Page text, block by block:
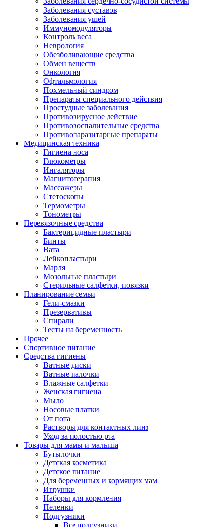
Заболевания суставов
Заболевания ушей
Иммуномодуляторы
Контроль веса
Неврология
Обезболивающие средства
Обмен веществ
Онкология
Офтальмология
Похмельный синдром
Препараты специального действия
Простудные заболевания
Противовирусное действие
Противовоспалительные средства
Противопаразитарные препараты
Медицинская техника
Гигиена носа
Глюкометры
Ингаляторы
Магнитотерапия
Массажеры
Стетоскопы
Термометры
Тонометры
Перевязочные средства
Бактерицидные пластыри
Бинты
Вата
Лейкопластыри
Марля
Мозольные пластыри
Стерильные салфетки, повязки
Планирование семьи
Гели-смазки
Презервативы
Спирали
Тесты на беременность
Прочее
Спортивное питание
Средства гигиены
Ватные диски
Ватные палочки
Влажные салфетки
Женская гигиена
Мыло
Носовые платки
От пота
Растворы для контактных линз
Уход за полостью рта
Товары для мамы и малыша
Бутылочки
Детская косметика
Детское питание
Для беременных и кормящих мам
Игрушки
Наборы для кормления
Пеленки
Подгузники
Все подгузники